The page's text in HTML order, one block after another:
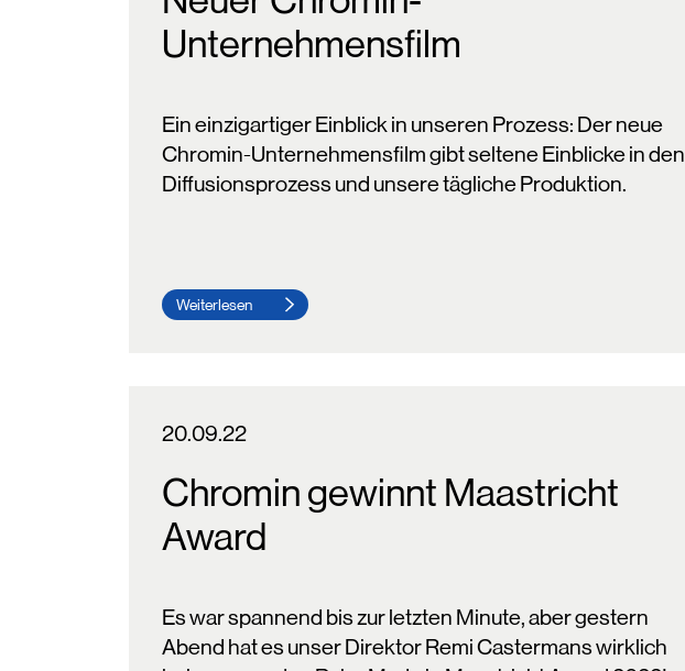
Unternehmensfilm
Ein einzigartiger Einblick in unseren Prozess: Der neue
Chromin-Unternehmensfilm gibt seltene Einblicke in den
Diffusionsprozess und unsere tägliche Produktion.
Weiterlesen
20.09.22
Chromin gewinnt Maastricht
Award
Es war spannend bis zur letzten Minute, aber gestern
Abend hat es unser Direktor Remi Castermans wirklich